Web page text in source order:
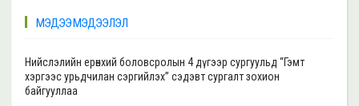
МЭДЭЭ МЭДЭЭЛЭЛ
Нийслэлийн ерөнхий боловсролын 4 дүгээр сургуульд “Гэмт
хэргээс урьдчилан сэргийлэх” сэдэвт сургалт зохион
байгууллаа